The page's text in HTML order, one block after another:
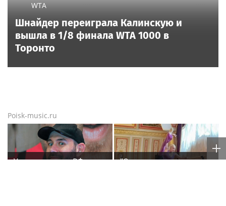
WTA
Шнайдер переиграла Калинскую и
вышла в 1/8 финала WTA 1000 в
Торонто
Poisk-music.ru
У покинувшего РФ
"Организм начал